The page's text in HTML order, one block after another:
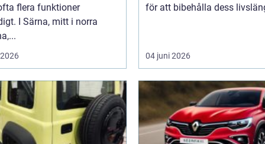
flera funktioner
I Särna, mitt i norra
för att bibehålla dess
04 juni 2026